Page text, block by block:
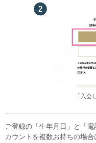
「入会
ご登録の「生年月日」と「
カウントを複数お持ちの場